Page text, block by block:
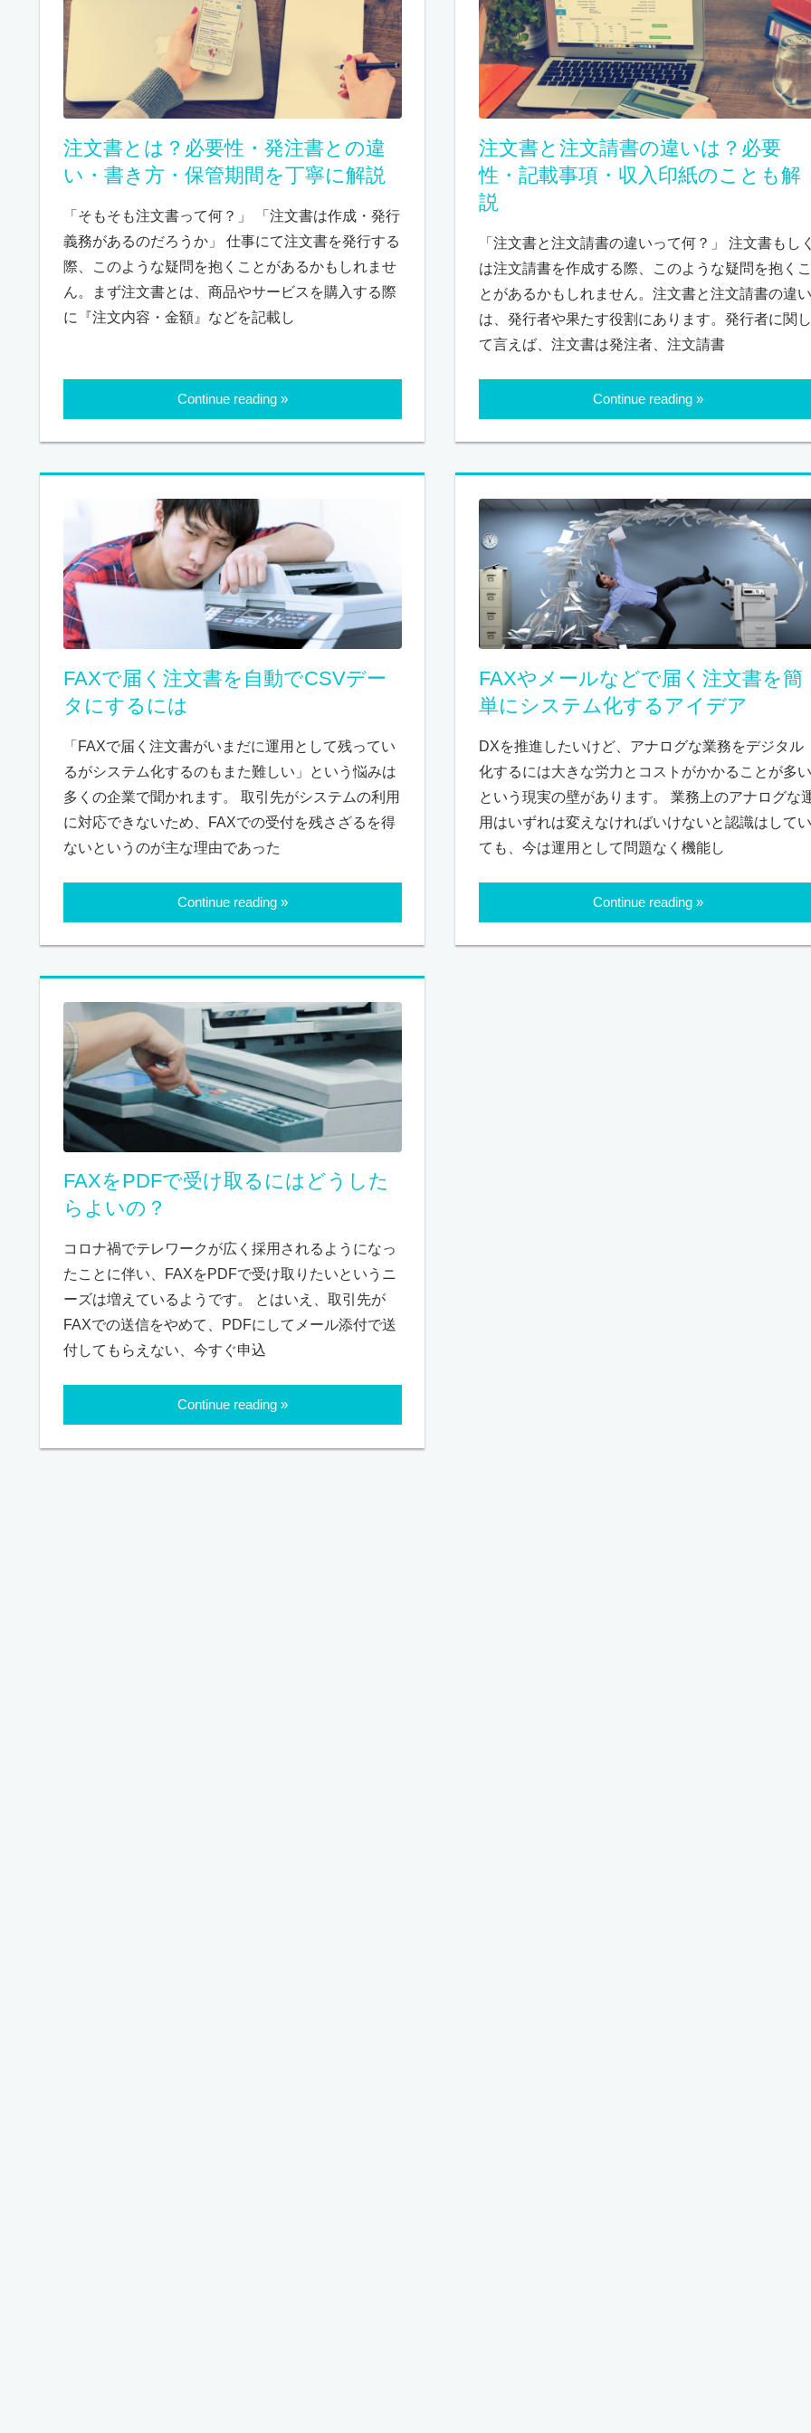
注文書とは？必要性・発注書との違
い・書き方・保管期間を丁寧に解説
「そもそも注文書って何？」 「注文書は作成・発行
義務があるのだろうか」 仕事にて注文書を発行する
際、このような疑問を抱くことがあるかもしれませ
ん。まず注文書とは、商品やサービスを購入する際
に『注文内容・金額』などを記載し
Continue reading
注文書と注文請書の違いは？必要
性・記載事項・収入印紙のことも解
説
「注文書と注文請書の違いって何？」 注文書もし
は注文請書を作成する際、このような疑問を抱くこ
とがあるかもしれません。注文書と注文請書の違い
は、発行者や果たす役割にあります。発行者に関し
て言えば、注文書は発注者、注文請書
Continue reading
FAXで届く注文書を自動でCSVデー
タにするには
「FAXで届く注文書がいまだに運用として残ってい
るがシステム化するのもまた難しい」という悩みは
多くの企業で聞かれます。 取引先がシステムの利用
に対応できないため、FAXでの受付を残さざるを得
ないというのが主な理由であった
Continue reading
FAXやメールなどで届く注文書を簡
単にシステム化するアイデア
DXを推進したいけど、アナログな業務をデジタル
化するには大きな労力とコストがかかることが多い
という現実の壁があります。 業務上のアナログな
用はいずれは変えなければいけないと認識はしてい
ても、今は運用として問題なく機能し
Continue reading
FAXをPDFで受け取るにはどうした
らよいの？
コロナ禍でテレワークが広く採用されるようになっ
たことに伴い、FAXをPDFで受け取りたいというニ
ーズは増えているようです。 とはいえ、取引先が
FAXでの送信をやめて、PDFにしてメール添付で送
付してもらえない、今すぐ申込
Continue reading